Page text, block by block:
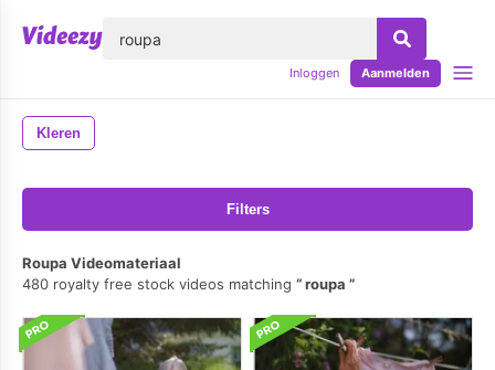
Inloggen Aanmelden
Kleren
Filters
Roupa Videomateriaal
480 royalty free stock videos matching
roupa